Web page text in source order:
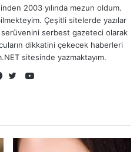
2003 yılında mezun oldum.
Çeşitli sitelerde yazılar
serüvenini serbest gazeteci olarak
dikkatini çekecek haberleri
sitesinde yazmaktayım.
YouTube